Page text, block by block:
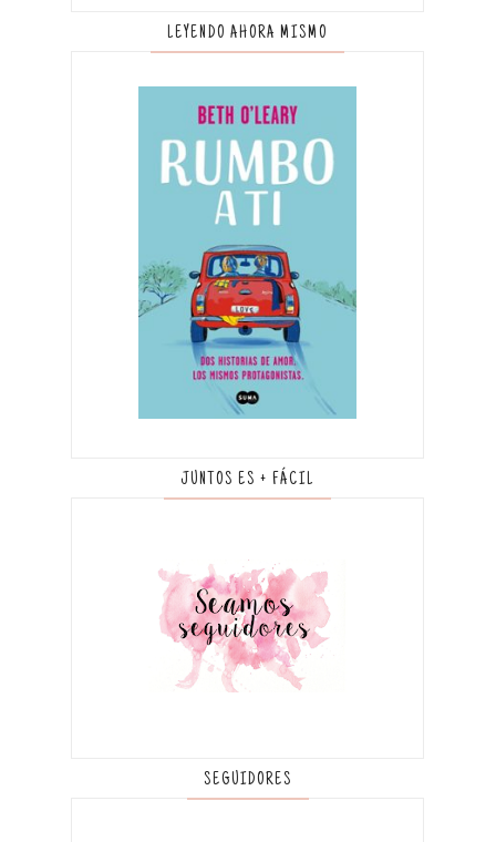
LEYENDO AHORA MISMO
JUNTOS ES + FÁCIL
SEGUIDORES